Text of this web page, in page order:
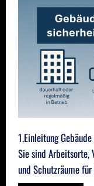
1.Einleitung
Sie sind Arbeitsorte,
und Schutzräume